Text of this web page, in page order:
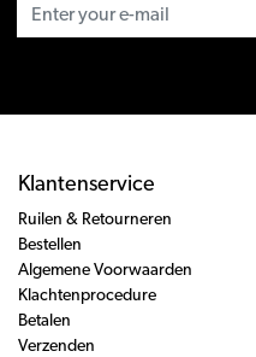
Klantenservice
Ruilen & Retourneren
Bestellen
Algemene Voorwaarden
Klachtenprocedure
Betalen
Verzenden